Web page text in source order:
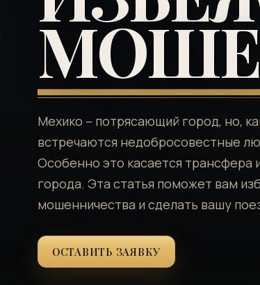
Мехико – потрясающий город, но,
встречаются недобросовестные
Особенно это касается трансфера
города. Эта статья поможет вам
мошенничества и сделать вашу
ОСТАВИТЬ ЗАЯВКУ